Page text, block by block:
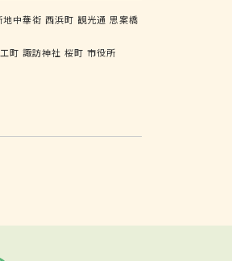
地中華街 西浜町 観光通 思案橋
町 諏訪神社 桜町 市役所